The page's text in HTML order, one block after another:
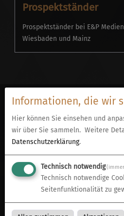
Prospektständer
Prospektständer bei E&P
Wiesbaden und Mainz
Kontakt
Gerne beraten wir
unverbindlich. Auch
finden
Informationen, die wir
Hier können Sie einsehen und
wir über Sie sammeln. Weitere
Datenschutzerklärung.
Technisch notwendig
Technisch notwendige
Seitenfunktionalität zu